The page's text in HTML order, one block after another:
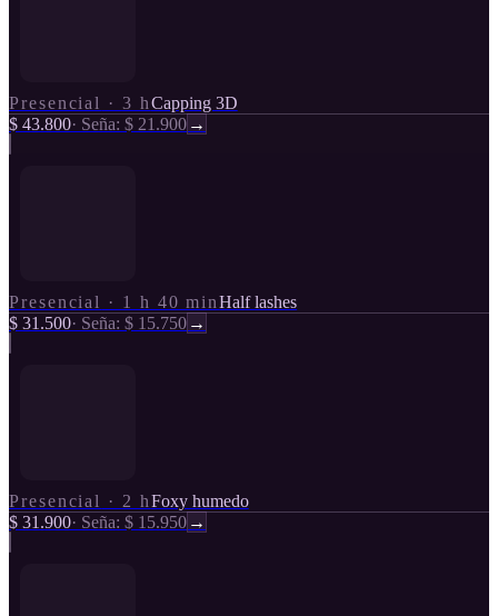
Presencial · 3 hCapping 3D
$ 43.800· Seña: $ 21.900 →
Presencial · 1 h 40 minHalf lashes
$ 31.500· Seña: $ 15.750 →
Presencial · 2 hFoxy humedo
$ 31.900· Seña: $ 15.950 →